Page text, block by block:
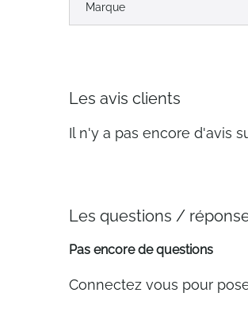
Marque
Les avis clients
Il n'y a pas encore d'avis
Les questions /
Pas encore de questions
Connectez vous pour